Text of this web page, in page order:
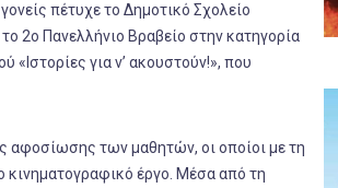
πέτυχε το Δημοτικό Σχολείο
2ο Πανελλήνιο Βραβείο στην κατηγορία
για ν’ ακουστούν!», που
αφοσίωσης των μαθητών, οι οποίοι με τη
κινηματογραφικό έργο. Μέσα από τη